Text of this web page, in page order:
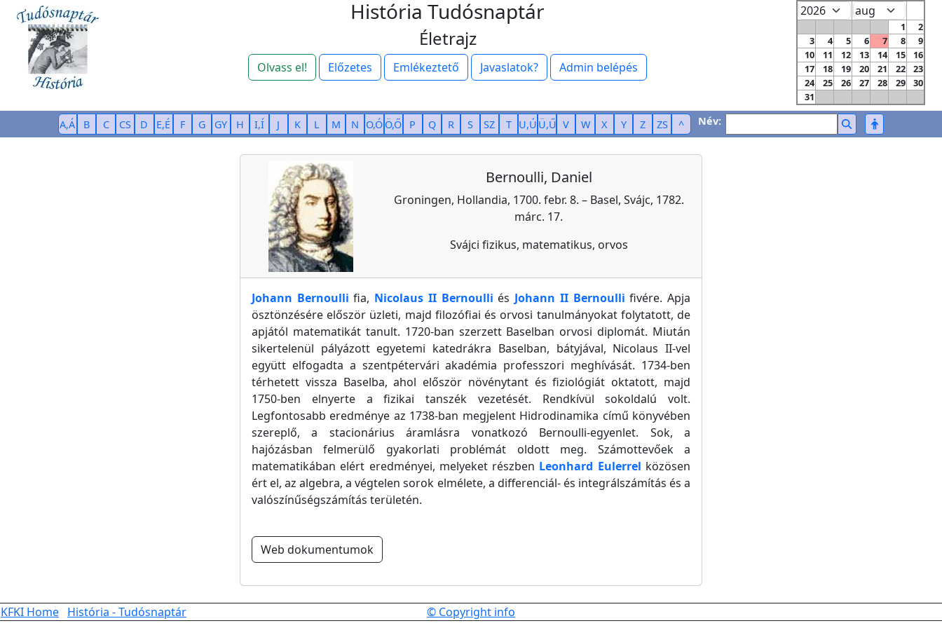
História Tudósnaptár
Életrajz
Olvass el! Előzetes Emlékeztető Javaslatok? Admin belépés
1
2
3
4 5 6 7 8
9
10
11 12 13 14 15
16
17
18 19 20 21 22
23
24
25 26 27 28 29
30
31
A,Á B C CS D E,É F G GY H I,Í J K L M N O,Ó Ö,Ő P Q R S SZ T U,Ú Ü,Ű V W X Y Z ZS ^ Név:
Bernoulli, Daniel
Groningen, Hollandia, 1700. febr. 8. – Basel, Svájc, 1782.
márc. 17.
Svájci fizikus, matematikus, orvos
Johann Bernoulli fia, Nicolaus II Bernoulli és Johann II Bernoulli fivére. Apja
ösztönzésére először üzleti, majd filozófiai és orvosi tanulmányokat folytatott, de
apjától matematikát tanult. 1720-ban szerzett Baselban orvosi diplomát. Miután
sikertelenül pályázott egyetemi katedrákra Baselban, bátyjával, Nicolaus II-vel
együtt elfogadta a szentpétervári akadémia professzori meghívását. 1734-ben
térhetett vissza Baselba, ahol először növénytant és fiziológiát oktatott, majd
1750-ben elnyerte a fizikai tanszék vezetését. Rendkívül sokoldalú volt.
Legfontosabb eredménye az 1738-ban megjelent Hidrodinamika című könyvében
szereplő, a stacionárius áramlásra vonatkozó Bernoulli-egyenlet. Sok, a
hajózásban felmerülő gyakorlati problémát oldott meg. Számottevőek a
matematikában elért eredményei, melyeket részben Leonhard Eulerrel közösen
ért el, az algebra, a végtelen sorok elmélete, a differenciál- és integrálszámítás és a
valószínűségszámítás területén.
Web dokumentumok
KFKI Home História - Tudósnaptár © Copyright info